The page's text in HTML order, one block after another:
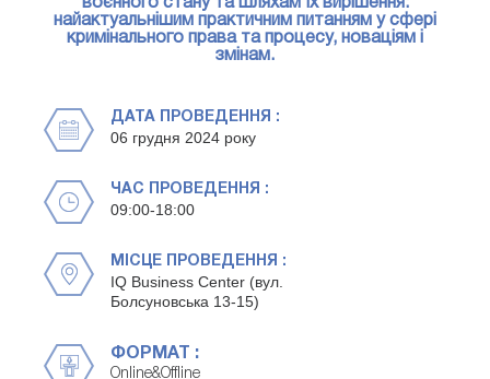
воєнного стану та шляхам їх вирішення:
найактуальнішим практичним питанням у сфері
кримінального права та процесу, новаціям і
змінам.
ДАТА ПРОВЕДЕННЯ :
06 грудня 2024 року
ЧАС ПРОВЕДЕННЯ :
09:00-18:00
МІСЦЕ ПРОВЕДЕННЯ :
IQ Business Center (вул.
Болсуновська 13-15)
ФОРМАТ :
Online&Offline